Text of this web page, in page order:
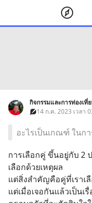
กิจกรรมและการท่องเที่
14 ก.ค. 2023 เวลา
อะไรเป็นเกณฑ์ ในก
การเลือกคู่ ขึ้นอยู่กับ 2
เลือกด้วยเหตุผล
แต่สิ่งสำคัญคือคู่ที่เราเ
แต่เมื่อเจอกันแล้วเป็น